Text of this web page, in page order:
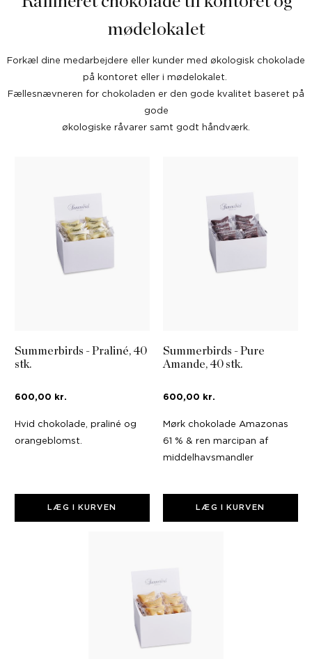
mødelokalet
Forkæl dine medarbejdere eller kunder med økologisk chokolade
på kontoret eller i mødelokalet.
Fællesnævneren for chokoladen er den gode kvalitet baseret på
gode
økologiske råvarer samt godt håndværk.
Summerbirds - Praliné, 40
stk.
600,00 kr.
Hvid chokolade, praliné og
orangeblomst.
LÆG I KURVEN
Summerbirds - Pure
Amande, 40 stk.
600,00 kr.
Mørk chokolade Amazonas
61 % & ren marcipan af
middelhavsmandler
LÆG I KURVEN